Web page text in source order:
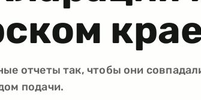
отчеты так, чтобы они
подачи.